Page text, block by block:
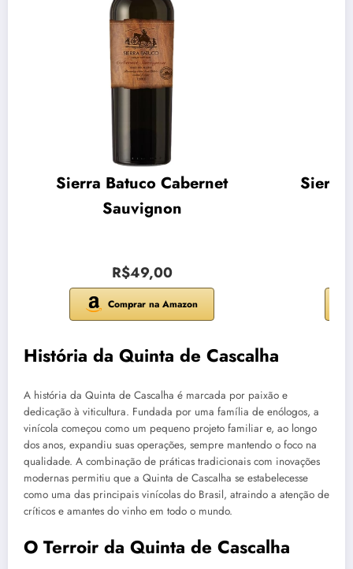
Sierra Batuco Cabernet
Sauvignon
R$49,00
Comprar na Amazon
Sierra
História da Quinta de Cascalha
A história da Quinta de Cascalha é marcada por paixão e
dedicação à viticultura. Fundada por uma família de enólogos, a
vinícola começou como um pequeno projeto familiar e, ao longo
dos anos, expandiu suas operações, sempre mantendo o foco na
qualidade. A combinação de práticas tradicionais com inovações
modernas permitiu que a Quinta de Cascalha se estabelecesse
como uma das principais vinícolas do Brasil, atraindo a atenção de
críticos e amantes do vinho em todo o mundo.
O Terroir da Quinta de Cascalha